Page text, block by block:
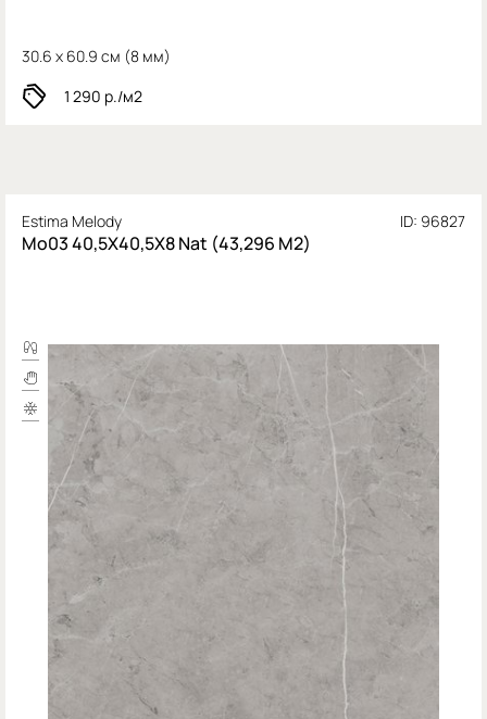
30.6 x 60.9 см (8 мм)
1 290 р./м2
Estima Melody ID: 96827
Mo03 40,5X40,5Х8 Nat (43,296 М2)